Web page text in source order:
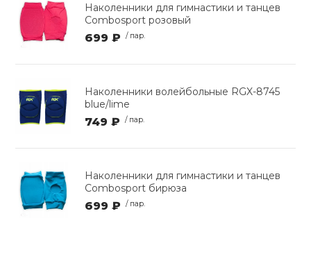
Наколенники для гимнастики и танцев
Combosport розовый
699 ₽ / пар.
Наколенники волейбольные RGX-8745
blue/lime
749 ₽ / пар.
Наколенники для гимнастики и танцев
Combosport бирюза
699 ₽ / пар.